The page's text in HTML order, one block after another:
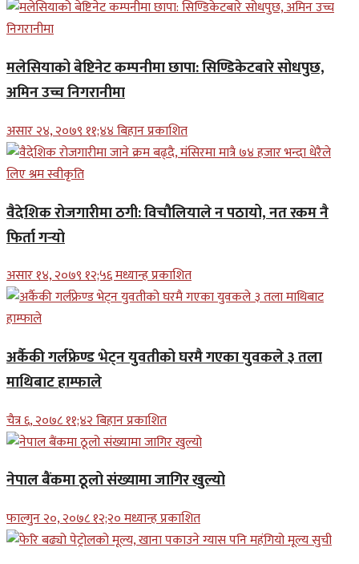
मलेसियाको बेष्टिनेट कम्पनीमा छापा: सिण्डिकेटबारे सोधपुछ,
अमिन उच्च निगरानीमा
असार २४, २०७९ ११;४४ बिहान प्रकाशित
वैदेशिक रोजगारीमा ठगी: विचौलियाले न पठायो, नत रकम नै
फिर्ता गर्‍यो
असार १४, २०७९ १२;५६ मध्यान्ह प्रकाशित
अर्कैकी गर्लफ्रेण्ड भेट्न युवतीको घरमै गएका युवकले ३ तला
माथिबाट हाम्फाले
चैत्र ६, २०७८ ११;४२ बिहान प्रकाशित
नेपाल बैंकमा ठूलो संख्यामा जागिर खुल्यो
फाल्गुन २०, २०७८ १२;२० मध्यान्ह प्रकाशित